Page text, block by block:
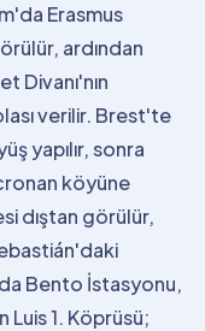
Erasmus
ardından
Divanı'nın
verilir. Brest'te
yapılır, sonra
köyüne
dıştan görülür,
Bento İstasyonu,
Luis 1. Köprüsü;